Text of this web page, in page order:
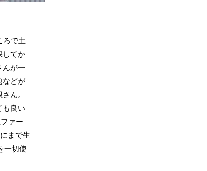
ろで土
してか
んが一
などが
ん。
も良い
ァー
まで生
一切使